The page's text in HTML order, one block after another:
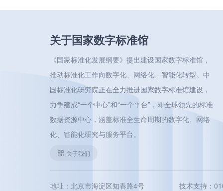
关于国家数字标准馆
《国家标准化发展纲要》提出建设国家数字标准馆，
推动标准化工作向数字化、网络化、智能化转型。中
国标准化研究院正在全力推进国家数字标准馆建设，
力争建成“一个中心”和“一个平台”，即全球领先的标准
数据资源中心，涵盖标准全生命周期的数字化、网络
化、智能化研究与服务平台。
关于我们
地址：北京市海淀区知春路4号 技术支持：